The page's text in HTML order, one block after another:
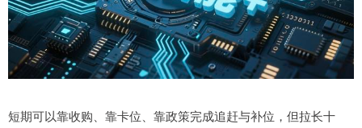
短期可以靠收购、靠卡位、靠政策完成追赶与补位，但拉长十